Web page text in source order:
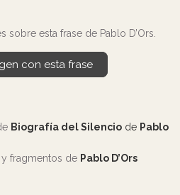
sobre esta frase de Pablo D’Ors.
con esta frase
Biografía del Silencio de Pablo
fragmentos de Pablo D’Ors